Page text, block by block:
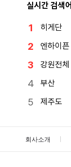
실시간 검색어
히게단
엔하이픈
강원전체
부산
제주도
회사소개